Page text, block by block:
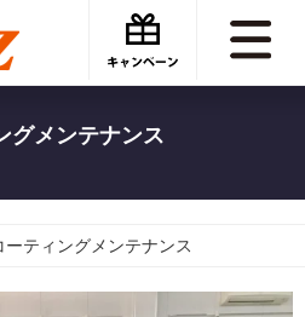
グメンテナンス
ーティングメンテナンス